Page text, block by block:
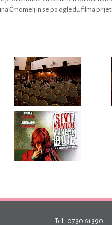
Črnomelj in se po ogledu filma
Tel.: 07 30 61 390